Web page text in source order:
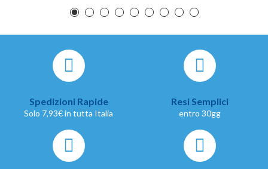
Spedizioni Rapide
Solo 7,93€ in tutta Italia
Resi Semplici
entro 30gg